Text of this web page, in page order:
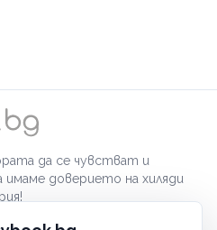
да се чувстват и
доверието на хиляди